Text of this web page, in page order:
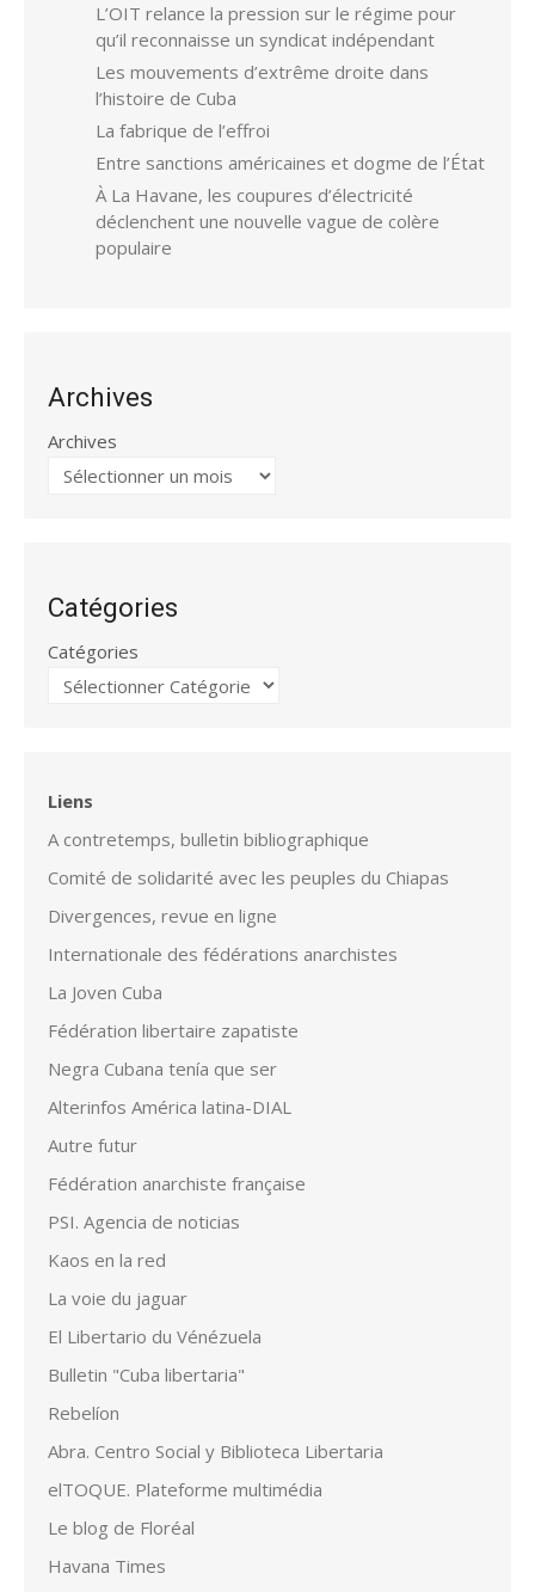
L’OIT relance la pression sur le régime pour
qu’il reconnaisse un syndicat indépendant
Les mouvements d’extrême droite dans
l’histoire de Cuba
La fabrique de l’effroi
Entre sanctions américaines et dogme de l’État
À La Havane, les coupures d’électricité
déclenchent une nouvelle vague de colère
populaire
Archives
Archives
Catégories
Catégories
Liens
A contretemps, bulletin bibliographique
Comité de solidarité avec les peuples du Chiapas
Divergences, revue en ligne
Internationale des fédérations anarchistes
La Joven Cuba
Fédération libertaire zapatiste
Negra Cubana tenía que ser
Alterinfos América latina-DIAL
Autre futur
Fédération anarchiste française
PSI. Agencia de noticias
Kaos en la red
La voie du jaguar
El Libertario du Vénézuela
Bulletin "Cuba libertaria"
Rebelíon
Abra. Centro Social y Biblioteca Libertaria
elTOQUE. Plateforme multimédia
Le blog de Floréal
Havana Times